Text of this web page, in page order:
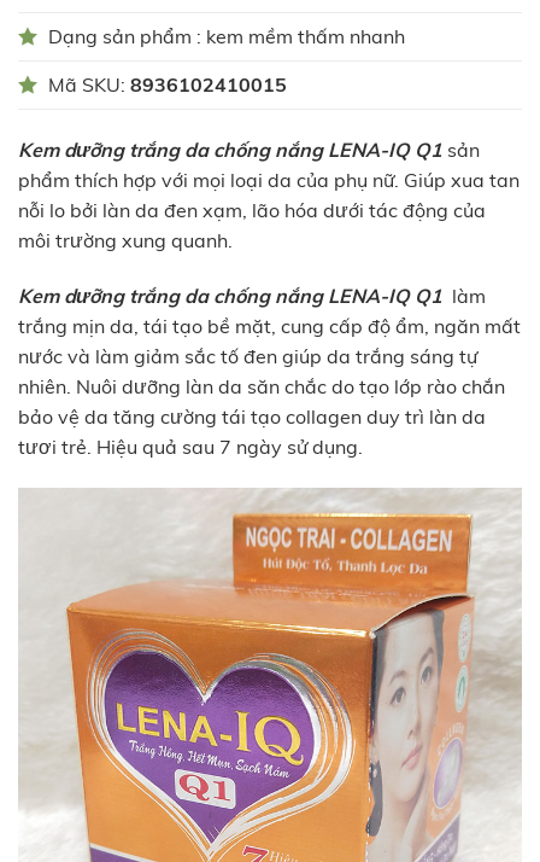
Dạng sản phẩm : kem mềm thấm nhanh
Mã SKU: 8936102410015
Kem dưỡng trắng da chống nắng LENA-IQ Q1 sản
phẩm thích hợp với mọi loại da của phụ nữ. Giúp xua tan
nỗi lo bởi làn da đen xạm, lão hóa dưới tác động của
môi trường xung quanh.
Kem dưỡng trắng da chống nắng LENA-IQ Q1 làm
trắng mịn da, tái tạo bề mặt, cung cấp độ ẩm, ngăn mất
nước và làm giảm sắc tố đen giúp da trắng sáng tự
nhiên. Nuôi dưỡng làn da săn chắc do tạo lớp rào chắn
bảo vệ da tăng cường tái tạo collagen duy trì làn da
tươi trẻ. Hiệu quả sau 7 ngày sử dụng.